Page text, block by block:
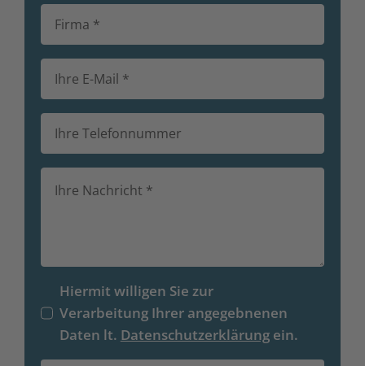
Hiermit willigen Sie zur
Verarbeitung Ihrer angegebnenen
Daten lt. Datenschutzerklärungein.